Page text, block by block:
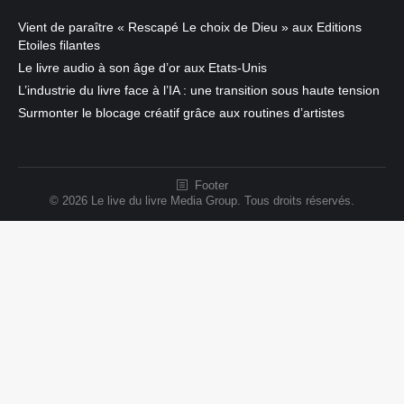
Vient de paraître « Rescapé Le choix de Dieu » aux Editions
Etoiles filantes
Le livre audio à son âge d’or aux Etats-Unis
L’industrie du livre face à l’IA : une transition sous haute tension
Surmonter le blocage créatif grâce aux routines d’artistes
Footer
© 2026 Le live du livre Media Group. Tous droits réservés.